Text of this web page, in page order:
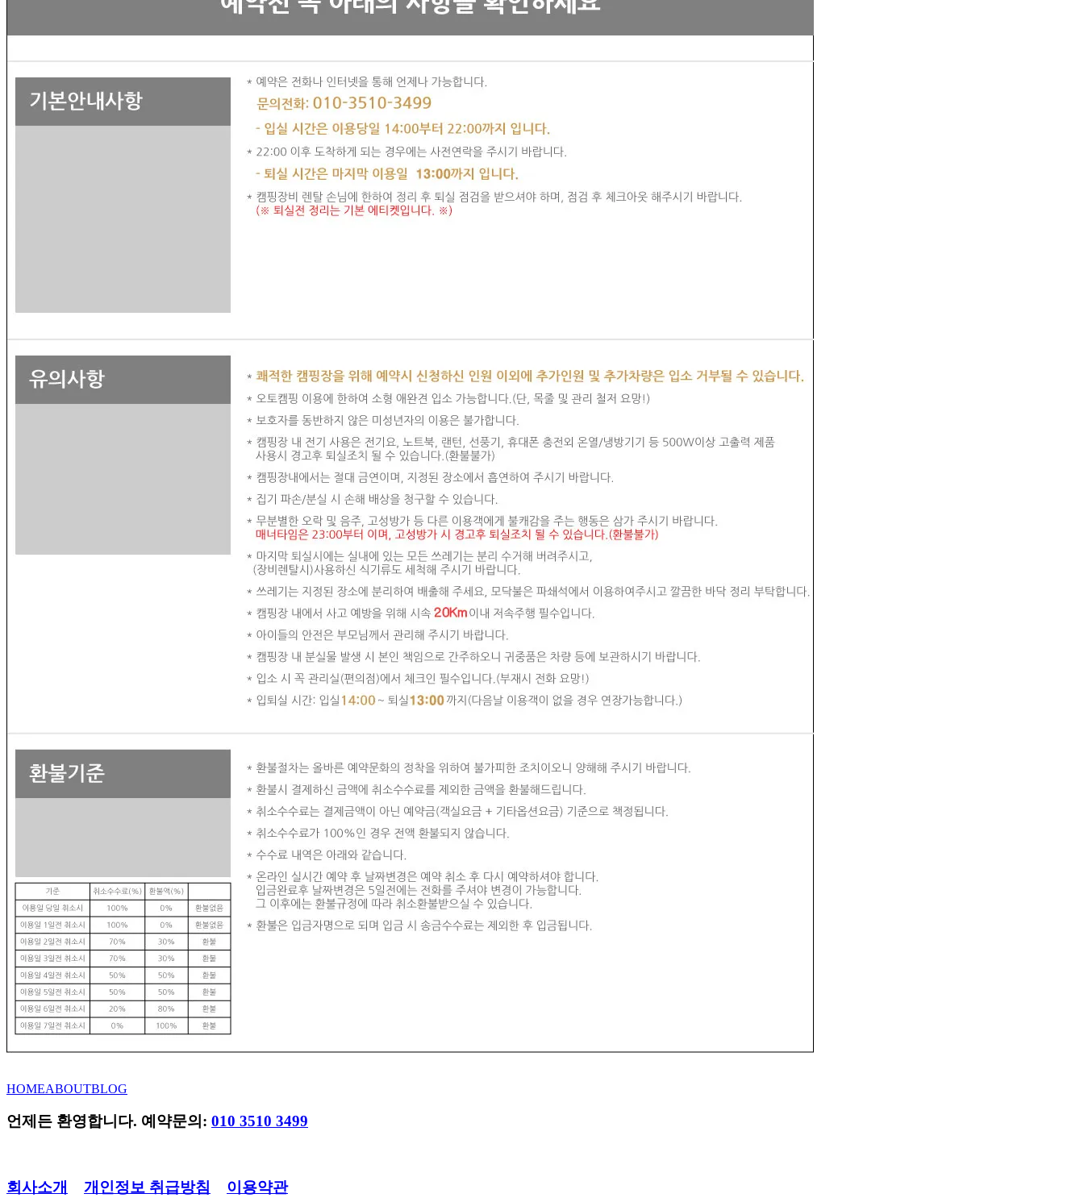
HOMEABOUTBLOG
언제든 환영합니다. 예약문의: 010 3510 3499
회사소개 개인정보 취급방침 이용약관